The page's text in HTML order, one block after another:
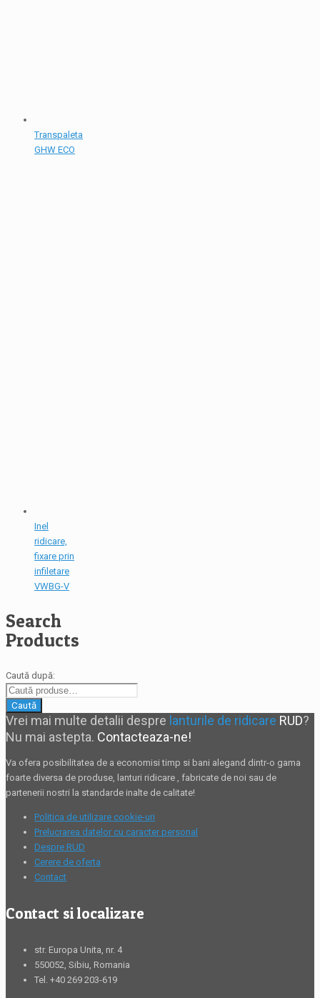
Transpaleta
GHW ECO
Inel
ridicare,
fixare prin
infiletare
VWBG-V
Search
Products
Caută după:
Caută
Vrei mai multe detalii despre lanturile de ridicare RUD?
Nu mai astepta. Contacteaza-ne!
Va ofera posibilitatea de a economisi timp si bani alegand dintr-o gama
foarte diversa de produse, lanturi ridicare , fabricate de noi sau de
partenerii nostri la standarde inalte de calitate!
Politica de utilizare cookie-uri
Prelucrarea datelor cu caracter personal
Despre RUD
Cerere de oferta
Contact
Contact si localizare
str. Europa Unita, nr. 4
550052, Sibiu, Romania
Tel. +40 269 203-619